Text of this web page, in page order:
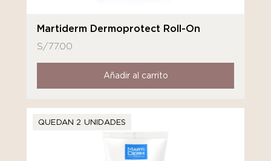
Martiderm Dermoprotect Roll-On
S/77.00
Añadir al carrito
QUEDAN 2 UNIDADES